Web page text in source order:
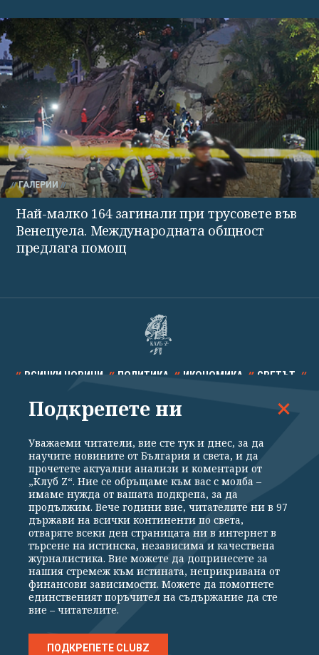
ГАЛЕРИИ
Най-малко 164 загинали при трусовете във
Венецуела. Международната общност
предлага помощ
ВСИЧКИ НОВИНИ ПОЛИТИКА ИКОНОМИКА СВЕТЪТ
СПОРТ КУЛТУРА ТЕХНОЛОГИИ КАЛЕЙДОСКОП
Общи условия
Политика за поверителност
Реклама
Партньори Контакти
За Клуб Z
Екип
Подкрепете ни
Издател на www.clubz.bg е „Клуб Зебра Медия“ ЕООД, София, ул. "Алеко
Константинов" 3. Всички права запазени 2026 „Клуб Зебра Медия“
Препечатването на материали, снимки и видео от www.clubz.bg без
разрешение ще бъде преследвано по съдебен път, съгласно
Подкрепете ни
Уважаеми читатели, вие сте тук и днес, за да
научите новините от България и света, и да
прочетете актуални анализи и коментари от
„Клуб Z“. Ние се обръщаме към вас с молба –
имаме нужда от вашата подкрепа, за да
продължим. Вече години вие, читателите ни в 97
държави на всички континенти по света,
отваряте всеки ден страницата ни в интернет в
търсене на истинска, независима и качествена
журналистика. Вие можете да допринесете за
нашия стремеж към истината, неприкривана от
финансови зависимости. Можете да помогнете
единственият поръчител на съдържание да сте
вие – читателите.
ПОДКРЕПЕТЕ CLUBZ